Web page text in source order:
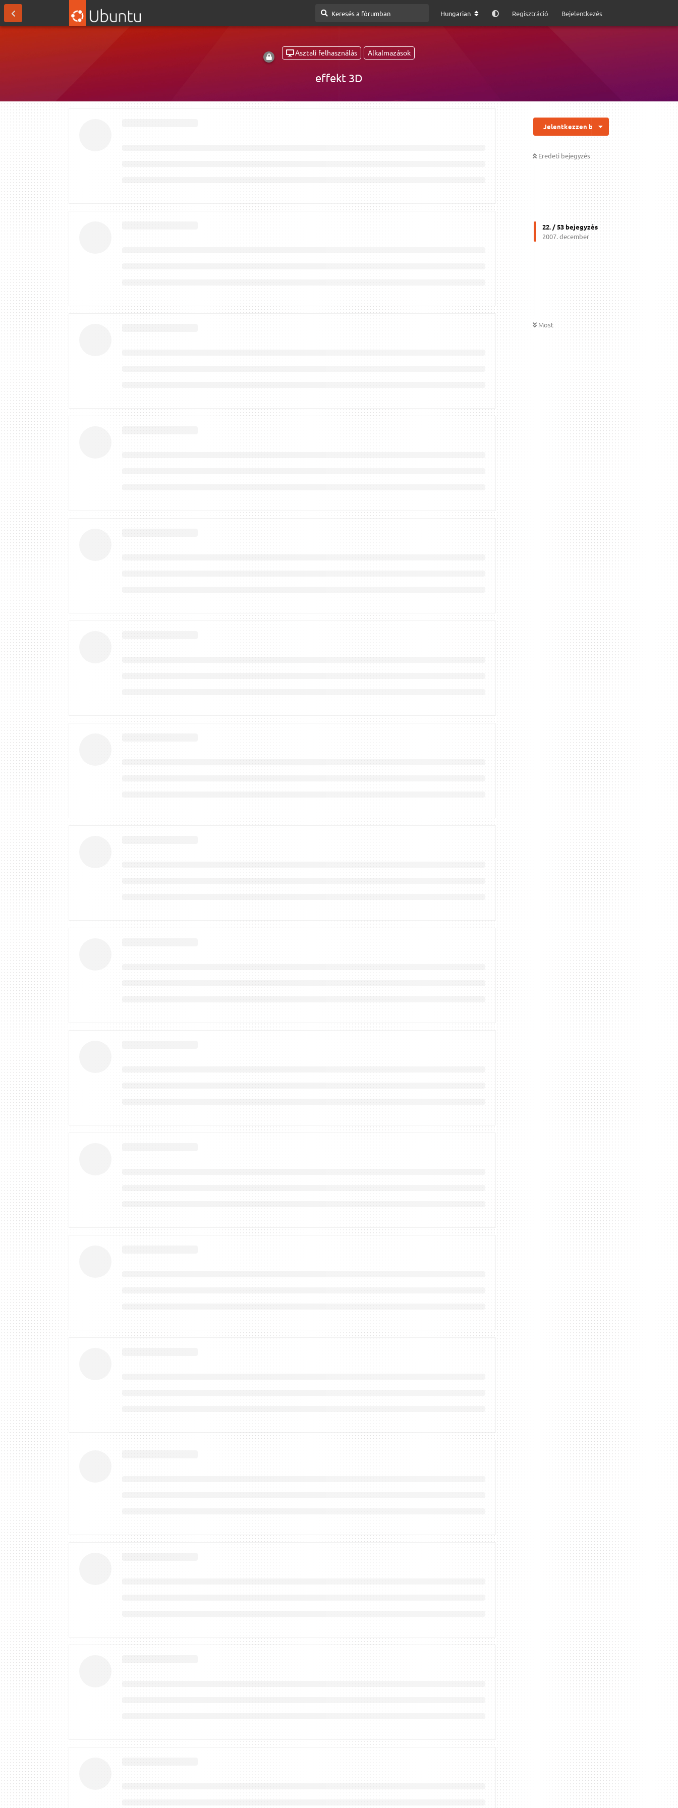
Hungarian Regisztráció Bejelentkezés
Asztali felhasználás Alkalmazások
effekt 3D
Jelentkezzen be a válaszhoz
Eredeti bejegyzés
22. /53bejegyzés
2007. december
Most